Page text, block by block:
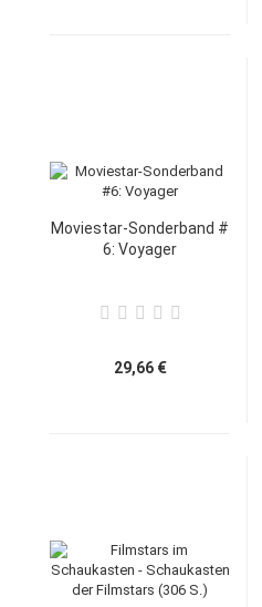
Moviestar-Sonderband #
6: Voyager
29,66 €